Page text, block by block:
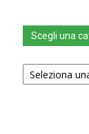
Scegli una
Scegli
una